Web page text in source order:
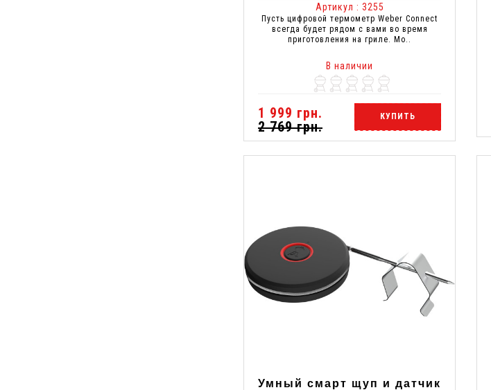
Артикул : 3255
Пусть цифровой термометр Weber Connect
всегда будет рядом с вами во время
приготовления на гриле. Мо..
В наличии
1 999 грн.
2 769 грн.
КУПИТЬ
Умный смарт щуп и датчик